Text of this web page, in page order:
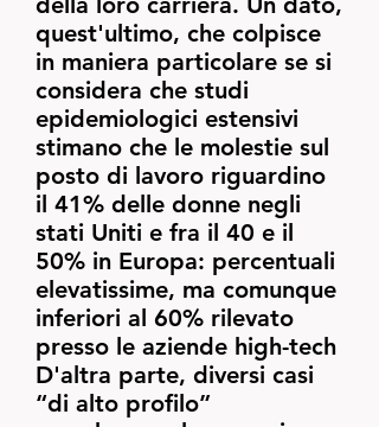
quest'ultimo, che colpisce
in maniera particolare se si
considera che studi
epidemiologici estensivi
stimano che le molestie sul
posto di lavoro riguardino
il 41% delle donne negli
stati Uniti e fra il 40 e il
50% in Europa: percentuali
elevatissime, ma comunque
inferiori al 60% rilevato
presso le aziende high-tech
D'altra parte, diversi casi
“di alto profilo”